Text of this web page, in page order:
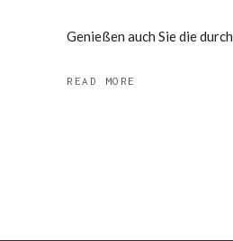
Genießen auch Sie die durch
READ MORE